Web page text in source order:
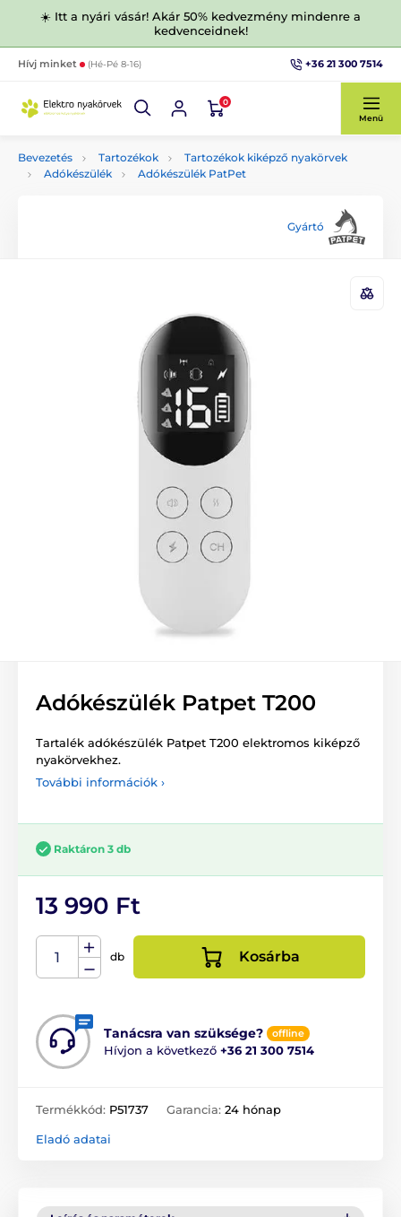
☀️ Itt a nyári vásár! Akár 50% kedvezmény mindenre a
kedvenceidnek!
Hívj minket (Hé-Pé 8-16) +36 21 300 7514
0
Menü
Bevezetés Tartozékok
Tartozékok kiképző nyakörvek
Adókészülék
Adókészülék PatPet
Gyártó
Adókészülék Patpet T200
Tartalék adókészülék Patpet T200 elektromos kiképző
nyakörvekhez.
További információk ›
Raktáron 3 db
13 990 Ft
db Kosárba
Tanácsra van szüksége? offline
Hívjon a következő +36 21 300 7514
Termékkód: P51737 Garancia: 24 hónap
Eladó adatai